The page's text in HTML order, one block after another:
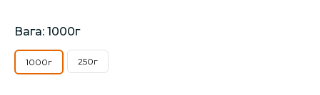
Вага: 1000г
1000г 250г